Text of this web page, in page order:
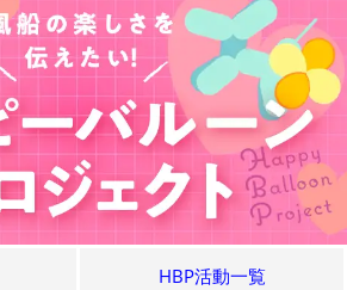
HBP活動一覧